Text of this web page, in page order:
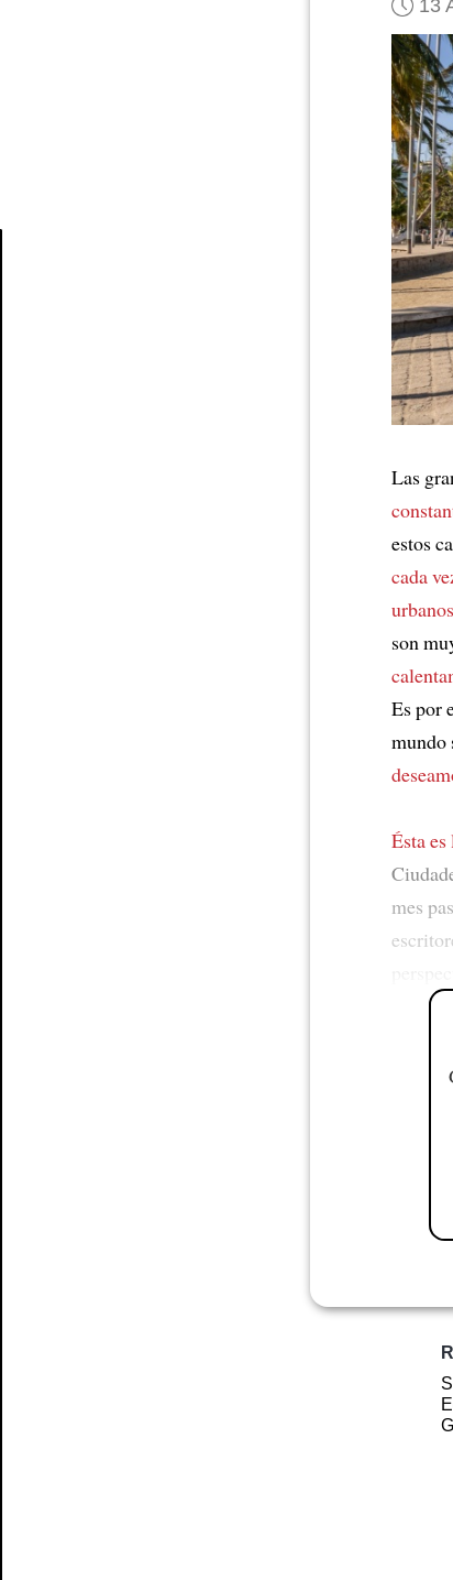
13
Las
estos
cada
son
Es por
mundo
Ésta
mes